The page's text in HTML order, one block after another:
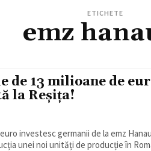
ETICHETE
emz
de 13 milioane de
la Reșița!
investesc germanii de la emz
unei noi unități de producție în